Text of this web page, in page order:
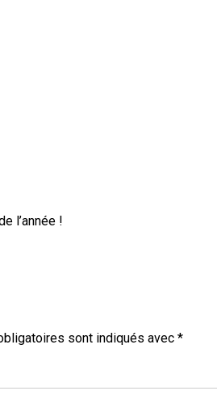
l’année !
sont indiqués avec *